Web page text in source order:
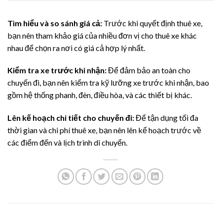
Tìm hiểu và so sánh giá cả: Trước khi quyết định thuê xe,
bạn nên tham khảo giá của nhiều đơn vị cho thuê xe khác
nhau để chọn ra nơi có giá cả hợp lý nhất.
Kiểm tra xe trước khi nhận:Để đảm bảo an toàn cho
chuyến đi, bạn nên kiểm tra kỹ lưỡng xe trước khi nhận, bao
gồm hệ thống phanh, đèn, điều hòa, và các thiết bị khác.
Lên kế hoạch chi tiết cho chuyến đi:Để tận dụng tối đa
thời gian và chi phí thuê xe, bạn nên lên kế hoạch trước về
các điểm đến và lịch trình di chuyển.